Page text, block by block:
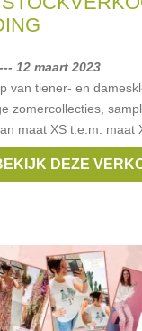
12 maart 2023
van tiener- en
zomercollecties,
maat XS t.e.m. maat
Vero Moda,Vila ,
DEZE